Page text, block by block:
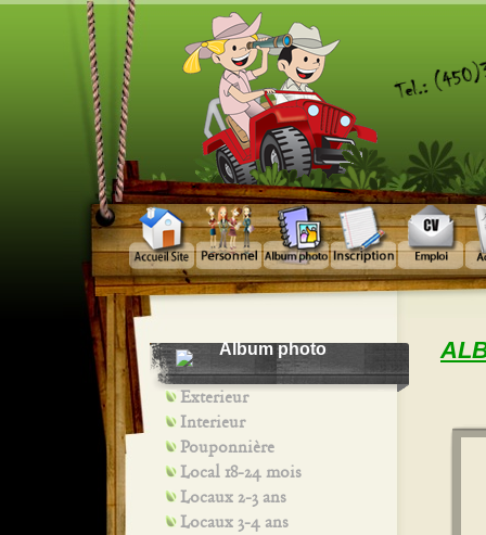
Album photo
Exterieur
Interieur
Pouponnière
Local 18-24 mois
Locaux 2-3 ans
Locaux 3-4 ans